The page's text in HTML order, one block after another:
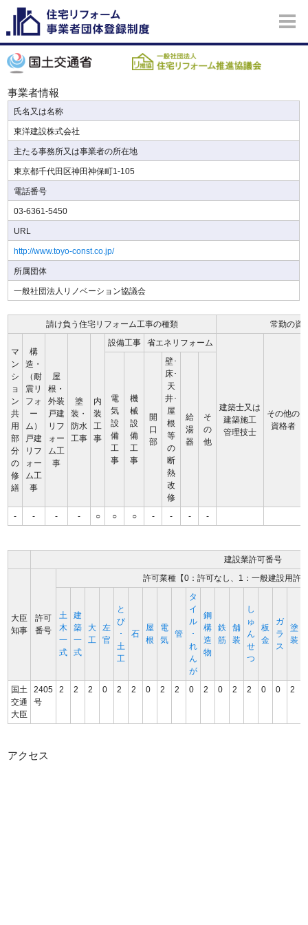
事業者情報
氏名又は名称
東洋建設株式会社
主たる事務所又は事業者の所在地
東京都千代田区神田神保町1-105
電話番号
03-6361-5450
URL
http://www.toyo-const.co.jp/
所属団体
一般社団法人リノベーション協議会
請け負う住宅リフォーム工事の種類 常勤の資
マ
ン
シ
ョ
ン
共
用
部
分
の
修
繕
構
造・
（耐
震リ
フォ
ー
ム）
戸建
リフ
ォー
ム工
事
屋
根・
外装
戸建
リフ
ォー
ム工
事
塗
装・
防水
工事
内
装
工
事
設備工事 省エネリフォーム
建築士又は
建築施工
管理技士
その他の
資格者
電
気
設
備
工
事
機
械
設
備
工
事
開
口
部
壁･
床･
天
井･
屋
根
等
の
断
熱
改
修
給
湯
器
そ
の
他
- - - - ○ ○ ○ - - - -
建設業許可番号
大臣
知事
許可
番号
許可業種【0：許可なし、1：一般建設用許
土
木
一
式
建
築
一
式
大
工
左
官
と
び
･
土
工
石
屋
根
電
気
管
タ
イ
ル
･
れ
ん
が
鋼
構
造
物
鉄
筋
舗
装
し
ゅ
ん
せ
つ
板
金
ガ
ラ
ス
塗
装
国土
交通
大臣
2405
号
2 2 2 0 2 2 0 2 2 0 2 0 2 2 0 0 2
アクセス